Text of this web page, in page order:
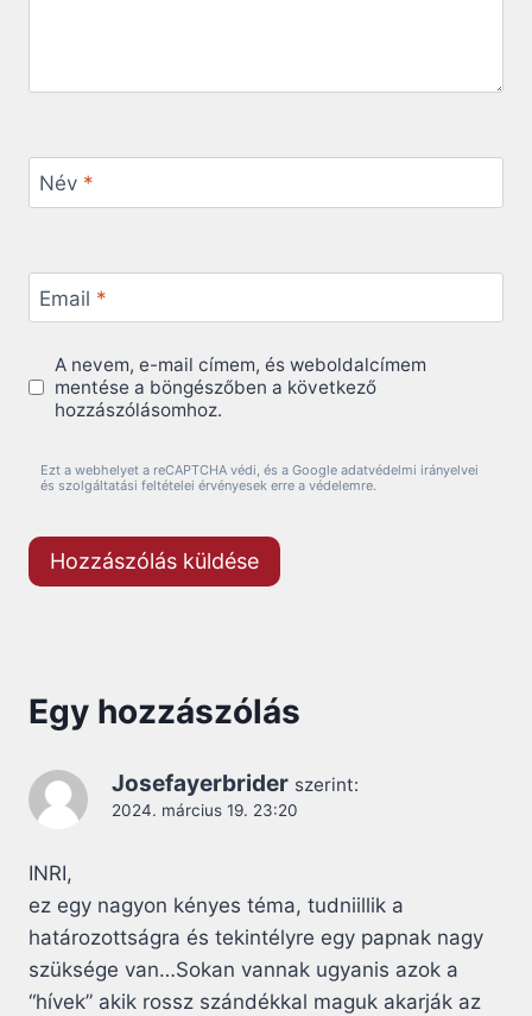
Név *
Email *
A nevem, e-mail címem, és weboldalcímem
mentése a böngészőben a következő
hozzászólásomhoz.
Ezt a webhelyet a reCAPTCHA védi, és a Google adatvédelmi irányelvei
és szolgáltatási feltételei érvényesek erre a védelemre.
Egy hozzászólás
Josefayerbrider szerint:
2024. március 19. 23:20
INRI,
ez egy nagyon kényes téma, tudniillik a
határozottságra és tekintélyre egy papnak nagy
szüksége van…Sokan vannak ugyanis azok a
“hívek” akik rossz szándékkal maguk akarják az